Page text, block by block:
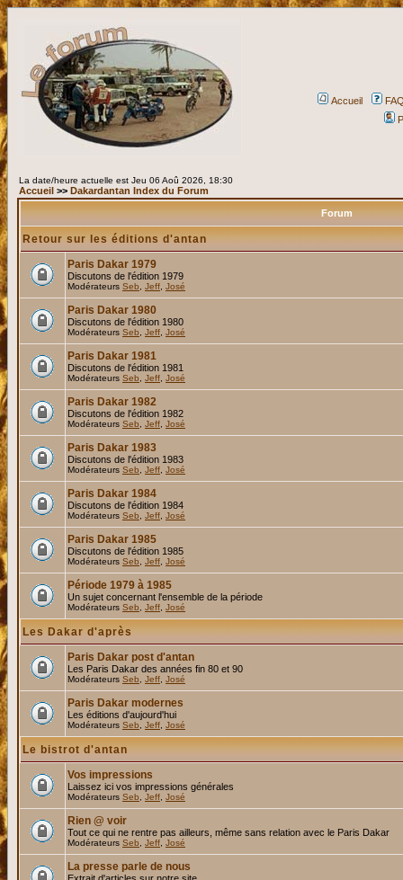
Accueil
La date/heure actuelle est Jeu 06 Aoû 2026, 18:30
Accueil >> Dakardantan Index du Forum
Forum
Retour sur les éditions d'antan
Paris Dakar 1979
Discutons de l'édition 1979
Modérateurs Seb Jeff José
Paris Dakar 1980
Discutons de l'édition 1980
Modérateurs Seb Jeff José
Paris Dakar 1981
Discutons de l'édition 1981
Modérateurs Seb Jeff José
Paris Dakar 1982
Discutons de l'édition 1982
Modérateurs Seb Jeff José
Paris Dakar 1983
Discutons de l'édition 1983
Modérateurs Seb Jeff José
Paris Dakar 1984
Discutons de l'édition 1984
Modérateurs Seb Jeff José
Paris Dakar 1985
Discutons de l'édition 1985
Modérateurs Seb Jeff José
Période 1979 à 1985
Un sujet concernant l'ensemble de la période
Modérateurs Seb Jeff José
Les Dakar d'après
Paris Dakar post d'antan
Les Paris Dakar des années fin 80 et 90
Modérateurs Seb Jeff José
Paris Dakar modernes
Les éditions d'aujourd'hui
Modérateurs Seb Jeff José
Le bistrot d'antan
Vos impressions
Laissez ici vos impressions générales
Modérateurs Seb Jeff José
Rien @ voir
Tout ce qui ne rentre pas ailleurs, même sans relation avec le Paris Dakar
Modérateurs Seb Jeff José
La presse parle de nous